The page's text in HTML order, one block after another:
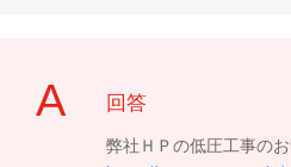
回答
弊社ＨＰの低圧工事の